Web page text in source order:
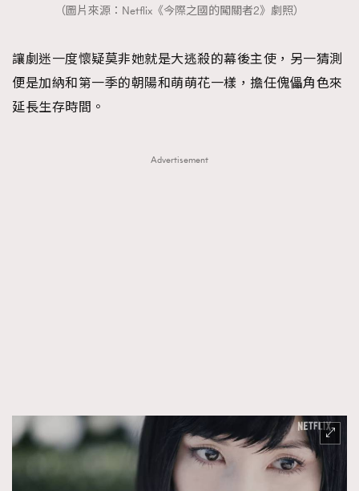
（圖片來源：Netflix《今際之國的闖關者2》劇照）
讓劇迷一度懷疑莫非她就是大逃殺的幕後主使，另一猜測
便是加納和第一季的朝陽和萌萌花一樣，擔任傀儡角色來
延長生存時間。
Advertisement